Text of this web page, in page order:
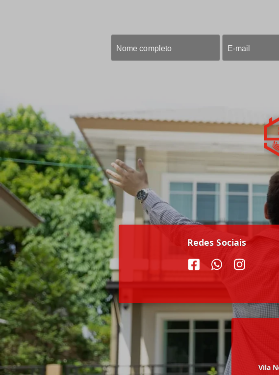
Redes Sociais
Vila